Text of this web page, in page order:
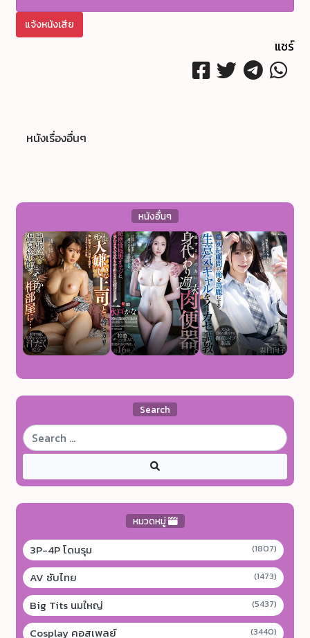
แจ้งหนังเสีย
แชร์
หนังเรื่องอื่นๆ
หนังอื่นๆ
Search
หมวดหมู่
3P-4P โดนรุม (1807)
AV ซับไทย (1473)
Big Tits นมใหญ่ (5437)
Cosplay คอสเพลย์ (3440)